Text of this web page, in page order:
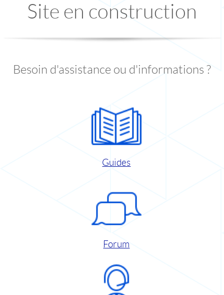
Site en construction
Besoin d'assistance ou d'informations ?
Guides
Forum